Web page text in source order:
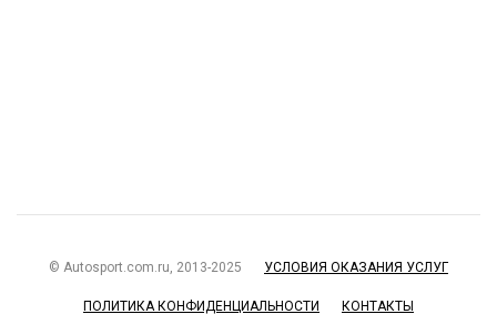
© Autosport.com.ru, 2013-2025 УСЛОВИЯ ОКАЗАНИЯ УСЛУГ
ПОЛИТИКА КОНФИДЕНЦИАЛЬНОСТИ КОНТАКТЫ